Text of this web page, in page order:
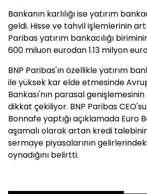
Bankanın karlılığı ise yatırım
geldi. Hisse ve tahvil işlemlerinin
Paribas yatırım bankacılığı
600 miluon eurodan 1.13 milyon
BNP Paribas'ın özellikle yatırım
ile yüksek kar elde etmesinde
Bankası'nın parasal genişlemesinin
dikkat çekiliyor. BNP Paribas
Bonnafe yaptığı açıklamada Euro
aşamalı olarak artan kredi
sermaye piyasalarının
oynadığını belirtti.